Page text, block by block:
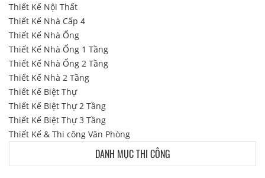
Thiết Kế Nội Thất
Thiết Kế Nhà Cấp 4
Thiết Kế Nhà Ống
Thiết Kế Nhà Ống 1 Tầng
Thiết Kế Nhà Ống 2 Tầng
Thiết Kế Nhà 2 Tầng
Thiết Kế Biệt Thự
Thiết Kế Biệt Thự 2 Tầng
Thiết Kế Biệt Thự 3 Tầng
Thiết Kế & Thi công Văn Phòng
DANH MỤC THI CÔNG